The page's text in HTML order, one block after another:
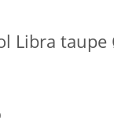
Libra